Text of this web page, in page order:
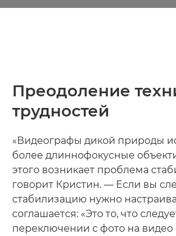
Преодоление
трудностей
«Видеографы дикой природы
более длиннофокусные
этого возникает проблема
говорит Кристин. — Если вы
стабилизацию нужно
соглашается: «Это то, что
переключении с фото на видео